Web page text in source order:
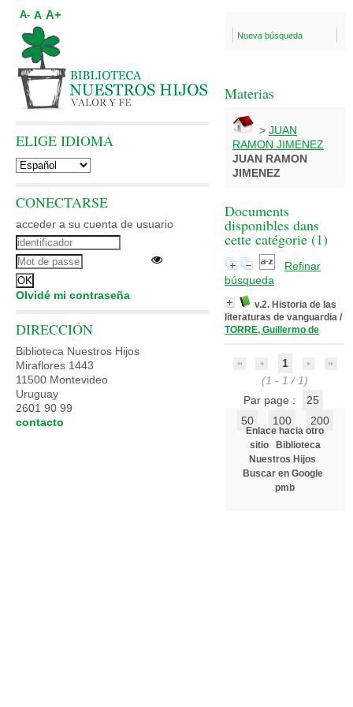
Nueva búsqueda
Materias
> JUAN
RAMON JIMENEZ
JUAN RAMON
JIMENEZ
Documents
disponibles dans
cette catégorie (1)
Refinar
búsqueda
v.2. Historia de las
literaturas de vanguardia /
TORRE, Guillermo de
1
(1 - 1 / 1)
Par page :
25
50
100 200
Enlace hacia otro
sitio
Biblioteca
Nuestros Hijos
Buscar en Google
pmb
A- A A+
ELIGE IDIOMA
CONECTARSE
acceder a su cuenta de usuario
Olvidé mi contraseña
DIRECCIÓN
Biblioteca Nuestros Hijos
Miraflores 1443
11500 Montevideo
Uruguay
2601 90 99
contacto